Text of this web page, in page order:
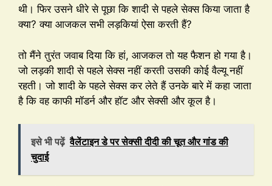
थी। फिर उसने धीरे से पूछा कि शादी से पहले सेक्स किया जाता है
क्या? क्या आजकल सभी लड़कियां ऐसा करती हैं?
तो मैंने तुरंत जवाब दिया कि हां, आजकल तो यह फैशन हो गया है।
जो लड़की शादी से पहले सेक्स नहीं करती उसकी कोई वैल्यू नहीं
रहती। जो शादी के पहले सेक्स कर लेते हैं उनके बारे में कहा जाता
है कि वह काफी मॉडर्न और हॉट और सेक्सी और कूल है।
इसे भी पढ़ें वैलेंटाइन डे पर सेक्सी दीदी की चूत और गांड की
चुदाई